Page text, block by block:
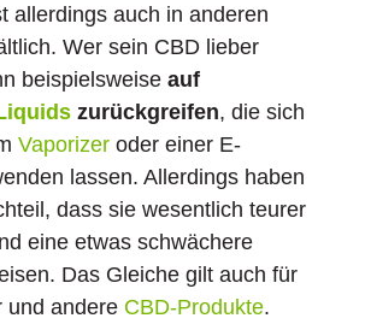
allerdings auch in anderen
Wer sein CBD lieber
beispielsweise auf
zurückgreifen, die sich
Vaporizeroder einer E-
lassen. Allerdings haben
dass sie wesentlich teurer
eine etwas schwächere
Das Gleiche gilt auch für
und andere CBD-Produkte.